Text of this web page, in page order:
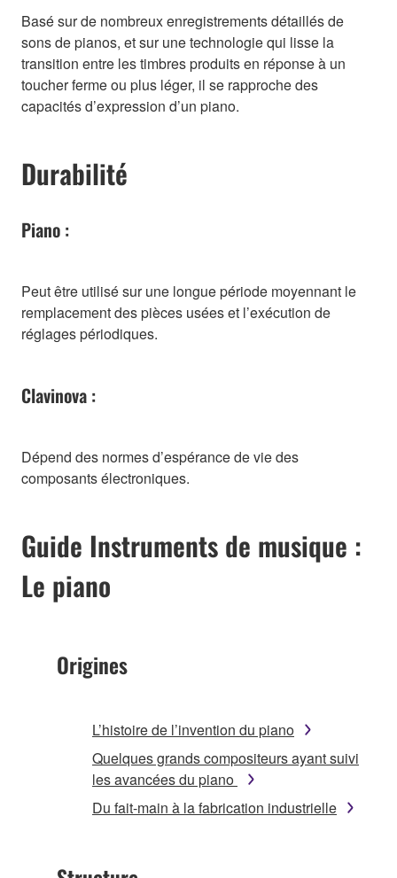
Basé sur de nombreux enregistrements détaillés de
sons de pianos, et sur une technologie qui lisse la
transition entre les timbres produits en réponse à un
toucher ferme ou plus léger, il se rapproche des
capacités d’expression d’un piano.
Durabilité
Piano :
Peut être utilisé sur une longue période moyennant le
remplacement des pièces usées et l’exécution de
réglages périodiques.
Clavinova :
Dépend des normes d’espérance de vie des
composants électroniques.
Guide Instruments de musique :
Le piano
Origines
L’histoire de l’invention du piano
Quelques grands compositeurs ayant suivi
les avancées du piano
Du fait-main à la fabrication industrielle